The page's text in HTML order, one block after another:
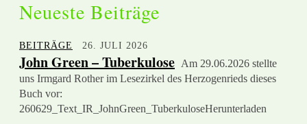
Neueste Beiträge
BEITRÄGE 26. JULI 2026
John Green – Tuberkulose Am 29.06.2026 stellte
uns Irmgard Rother im Lesezirkel des Herzogenrieds dieses
Buch vor:
260629_Text_IR_JohnGreen_TuberkuloseHerunterladen